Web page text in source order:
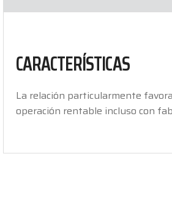
CARACTERÍSTICAS
La relación particularmente
operación rentable incluso con